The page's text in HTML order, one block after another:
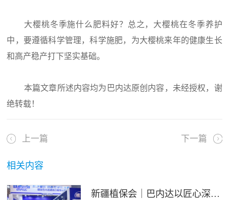
大樱桃冬季施什么肥料好？总之，大樱桃在冬季养护
中，要遵循科学管理，科学施肥，为大樱桃来年的健康生长
和高产稳产打下坚实基础。
本篇文章所述内容均为巴内达原创内容，未经授权，谢
绝转载！
上一篇 下一篇
相关内容
新疆植保会｜巴内达以匠心深耕良田，以科创赋能农耕